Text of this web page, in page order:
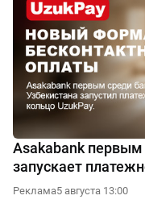
Asakabank первым
запускает
Реклама5 августа 13:00